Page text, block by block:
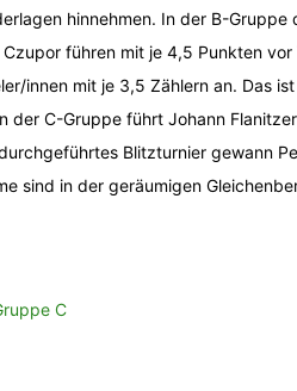
hinnehmen. In der B-Gruppe
führen mit je 4,5 Punkten vor
innen mit je 3,5 Zählern an. Das
der C-Gruppe führt Johann
Blitzturnier gewann
sind in der geräumigen
C